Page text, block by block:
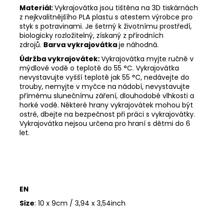
Materiál:Vykrajovátka jsou tištěna na 3D tiskárnách
z nejkvalitnějšího PLA plastu s atestem výrobce pro
styk s potravinami. Je šetrný k životnímu prostředí,
biologicky rozložitelný, získaný z přírodních
zdrojů. Barva vykrajovátkaje náhodná.
Údržba vykrajovátek:Vykrajovátka myjte ručně v
mýdlové vodě o teplotě do 55 °C. Vykrajovátka
nevystavujte vyšší teplotě jak 55 °C, nedávejte do
trouby, nemyjte v myčce na nádobí, nevystavujte
přímému slunečnímu záření, dlouhodobé vlhkosti a
horké vodě. Některé hrany vykrajovátek mohou být
ostré, dbejte na bezpečnost při práci s vykrajovátky.
Vykrajovátka nejsou určena pro hraní s dětmi do 6
let.
EN
Size: 10 x 9cm / 3,94 x 3,54inch